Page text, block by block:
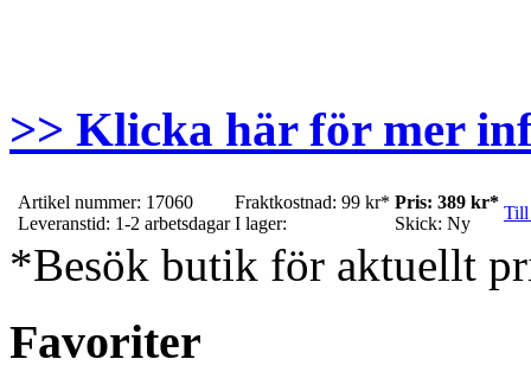
>> Klicka här för mer
Artikel nummer: 17060
Leveranstid: 1-2 arbetsdagar
Fraktkostnad: 99 kr*
I lager:
Pris: 389 kr*
Skick: Ny
Till
*Besök butik för aktuellt
Favoriter